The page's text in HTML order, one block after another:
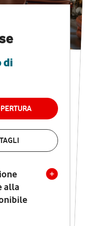
di
alla
veloce e
speciali
CLUB
LA COPERTURA
alla